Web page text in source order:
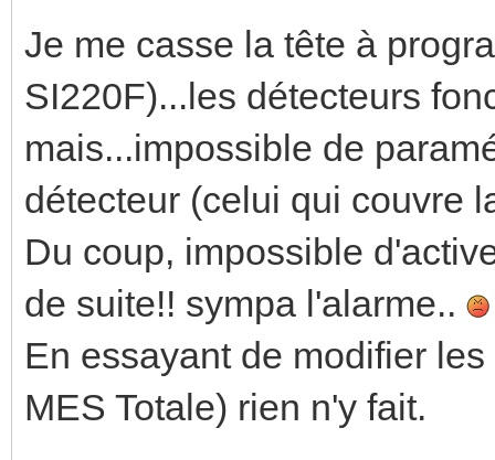
Je me casse la tête à
SI220F)...les détecteurs
mais...impossible de
détecteur (celui qui couvre
Du coup, impossible
de suite!! sympa l'alarme..
En essayant de modifier
MES Totale) rien n'y fait.